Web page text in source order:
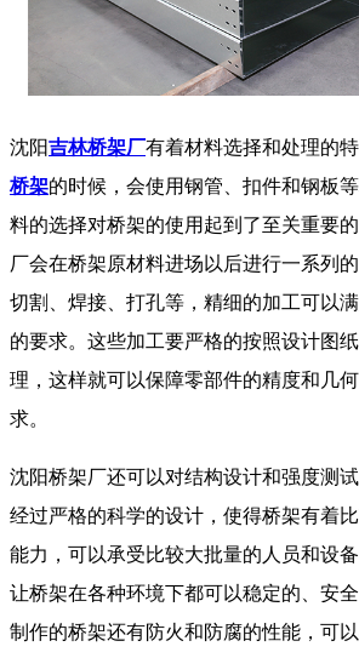
沈阳吉林桥架厂有着材料选择和处理的
桥架的时候，会使用钢管、扣件和钢板
料的选择对桥架的使用起到了至关重要
厂会在桥架原材料进场以后进行一系列
切割、焊接、打孔等，精细的加工可以
的要求。这些加工要严格的按照设计图
理，这样就可以保障零部件的精度和几
求。
沈阳桥架厂还可以对结构设计和强度测
经过严格的科学的设计，使得桥架有着
能力，可以承受比较大批量的人员和设
让桥架在各种环境下都可以稳定的、安
制作的桥架还有防火和防腐的性能，可